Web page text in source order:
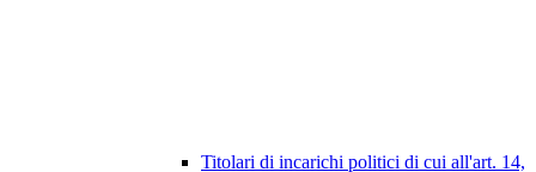
Titolari di incarichi politici di cui all'art. 14,